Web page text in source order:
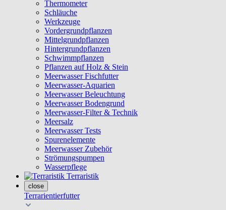
Thermometer
Schläuche
Werkzeuge
Vordergrundpflanzen
Mittelgrundpflanzen
Hintergrundpflanzen
Schwimmpflanzen
Pflanzen auf Holz & Stein
Meerwasser Fischfutter
Meerwasser-Aquarien
Meerwasser Beleuchtung
Meerwasser Bodengrund
Meerwasser-Filter & Technik
Meersalz
Meerwasser Tests
Spurenelemente
Meerwasser Zubehör
Strömungspumpen
Wasserpflege
Terraristik
close
Terrarientierfutter